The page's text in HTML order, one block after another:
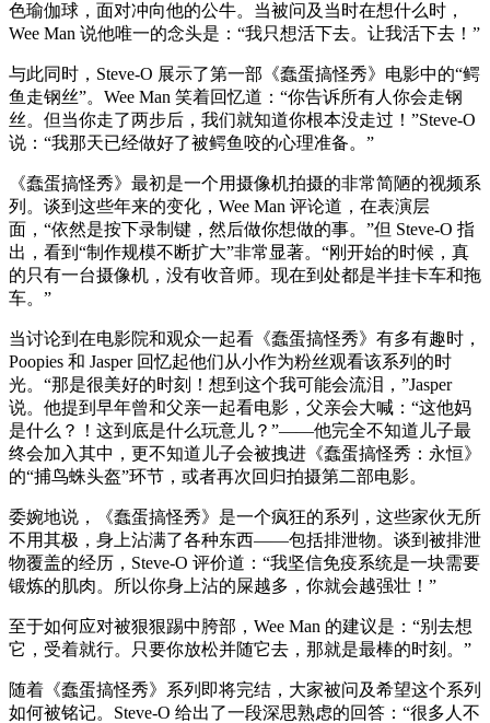
色瑜伽球，面对冲向他的公牛。当被问及当时在想什么时，
Wee Man 说他唯一的念头是：“我只想活下去。让我活下去！”
与此同时，Steve-O 展示了第一部《蠢蛋搞怪秀》电影中的“鳄
鱼走钢丝”。Wee Man 笑着回忆道：“你告诉所有人你会走钢
丝。但当你走了两步后，我们就知道你根本没走过！”Steve-O
说：“我那天已经做好了被鳄鱼咬的心理准备。”
《蠢蛋搞怪秀》最初是一个用摄像机拍摄的非常简陋的视频系
列。谈到这些年来的变化，Wee Man 评论道，在表演层
面，“依然是按下录制键，然后做你想做的事。”但 Steve-O 指
出，看到“制作规模不断扩大”非常显著。“刚开始的时候，真
的只有一台摄像机，没有收音师。现在到处都是半挂卡车和拖
车。”
当讨论到在电影院和观众一起看《蠢蛋搞怪秀》有多有趣时，
Poopies 和 Jasper 回忆起他们从小作为粉丝观看该系列的时
光。“那是很美好的时刻！想到这个我可能会流泪，”Jasper
说。他提到早年曾和父亲一起看电影，父亲会大喊：“这他妈
是什么？！这到底是什么玩意儿？”——他完全不知道儿子最
终会加入其中，更不知道儿子会被拽进《蠢蛋搞怪秀：永恒》
的“捕鸟蛛头盔”环节，或者再次回归拍摄第二部电影。
委婉地说，《蠢蛋搞怪秀》是一个疯狂的系列，这些家伙无所
不用其极，身上沾满了各种东西——包括排泄物。谈到被排泄
物覆盖的经历，Steve-O 评价道：“我坚信免疫系统是一块需要
锻炼的肌肉。所以你身上沾的屎越多，你就会越强壮！”
至于如何应对被狠狠踢中胯部，Wee Man 的建议是：“别去想
它，受着就行。只要你放松并随它去，那就是最棒的时刻。”
随着《蠢蛋搞怪秀》系列即将完结，大家被问及希望这个系列
如何被铭记。Steve-O 给出了一段深思熟虑的回答：“很多人不